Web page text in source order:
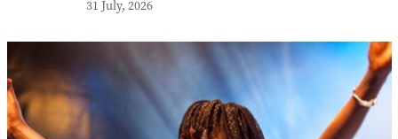
31 July, 2026